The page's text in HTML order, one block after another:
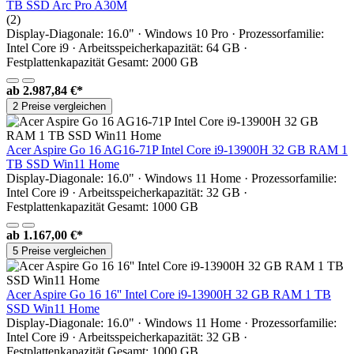
TB SSD Arc Pro A30M
(2)
Display-Diagonale: 16.0" · Windows 10 Pro · Prozessorfamilie:
Intel Core i9 · Arbeitsspeicherkapazität: 64 GB ·
Festplattenkapazität Gesamt: 2000 GB
ab 2.987,84 €*
2 Preise vergleichen
Acer Aspire Go 16 AG16-71P Intel Core i9-13900H 32 GB RAM 1
TB SSD Win11 Home
Display-Diagonale: 16.0" · Windows 11 Home · Prozessorfamilie:
Intel Core i9 · Arbeitsspeicherkapazität: 32 GB ·
Festplattenkapazität Gesamt: 1000 GB
ab 1.167,00 €*
5 Preise vergleichen
Acer Aspire Go 16 16'' Intel Core i9-13900H 32 GB RAM 1 TB
SSD Win11 Home
Display-Diagonale: 16.0" · Windows 11 Home · Prozessorfamilie:
Intel Core i9 · Arbeitsspeicherkapazität: 32 GB ·
Festplattenkapazität Gesamt: 1000 GB